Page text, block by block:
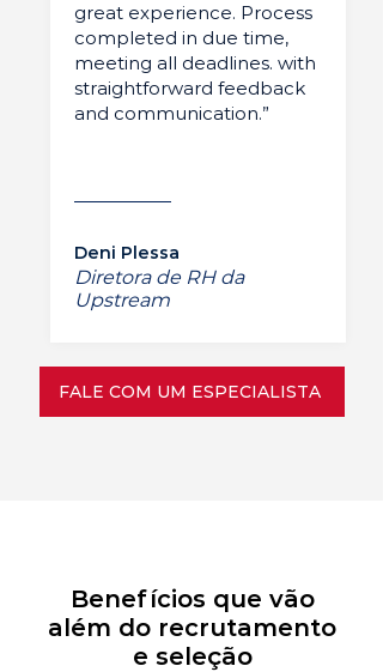
great experience. Process
completed in due time,
meeting all deadlines. with
straightforward feedback
and communication.”
Deni Plessa
Diretora de RH da
Upstream
FALE COM UM ESPECIALISTA
Benefícios que vão
além do recrutamento
e seleção